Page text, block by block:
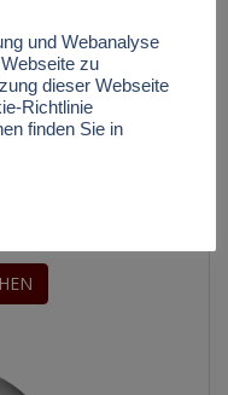
Rückrunde!
II (a.K.) : TuS Neuenrade
und Webanalyse
zu
dieser Webseite
Richtlinie
finden Sie in